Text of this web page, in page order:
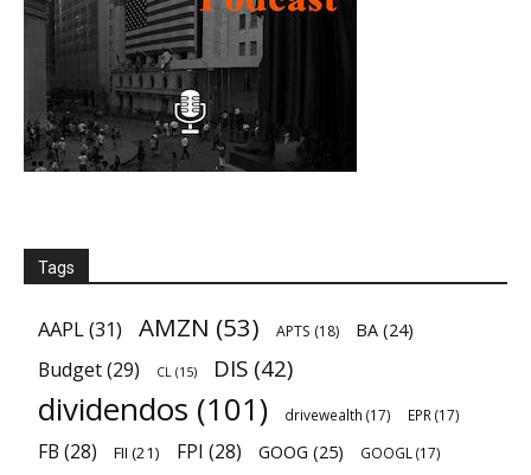
Tags
AAPL(31) AMZN (53) APTS (18) BA (24)
Budget(29) CL (15) DIS (42)
dividendos (101) drivewealth (17) EPR (17)
FB (28) FII (21) FPI (28) GOOG (25) GOOGL (17)